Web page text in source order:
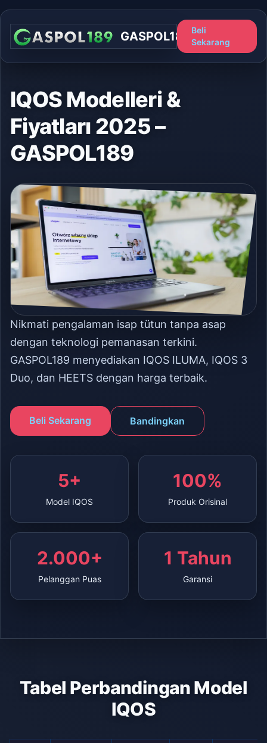
GASPOL189
Beli
Sekarang
IQOS Modelleri &
Fiyatları 2025 –
GASPOL189
Nikmati pengalaman isap tütun tanpa asap
dengan teknologi pemanasan terkini.
GASPOL189 menyediakan IQOS ILUMA, IQOS 3
Duo, dan HEETS dengan harga terbaik.
Beli Sekarang Bandingkan
5+
Model IQOS
100%
Produk Orisinal
2.000+
Pelanggan Puas
1 Tahun
Garansi
Tabel Perbandingan Model
IQOS